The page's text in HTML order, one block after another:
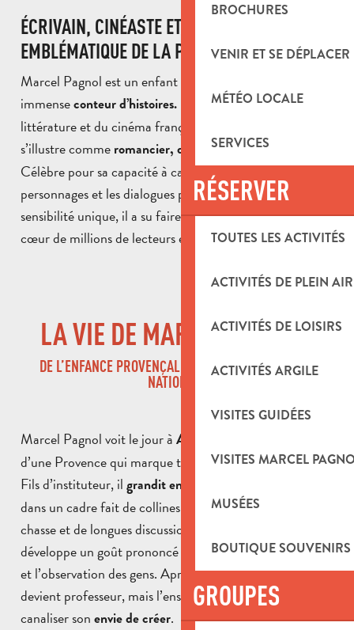
BROCHURES
VENIR ET SE DÉPLACER
MÉTÉO LOCALE
SERVICES
RÉSERVER
TOUTES LES ACTIVITÉS
ACTIVITÉS DE PLEIN AIR
ACTIVITÉS DE LOISIRS
ACTIVITÉS ARGILE
VISITES GUIDÉES
VISITES MARCEL
MUSÉES
BOUTIQUE
GROUPES
ÉCRIVAIN, CINÉASTE ET FIGURE
EMBLÉMATIQUE DE LA PROVENCE
Marcel Pagnol est un enfant de la Provence devenu un
immenseconteur d’histoires. Figure incontournable de la
littérature et du cinéma français du XXᵉ siècle, il
s’illustre comme romancier, dramaturge et cinéaste
Célèbre pour sa capacité à capturer les paysages, les
personnages et les dialogues provençaux avec une
sensibilité unique, il a su faire entrer la Provence dans le
cœur de millions de lecteurs et de spectateurs.
LA VIE DE MARCEL PAGNOL
DE L’ENFANCE PROVENÇALE À LA RECONNAISSANCE
NATIONALE
Marcel Pagnol voit le jour àAubagne en 1895
d’une Provence qui marque toute sa vie et son œuvre.
Fils d’instituteur, ilgrandit entre
dans un cadre fait de collines, de garrigue, de parties de
chasse et de longues discussions familiales. Très tôt, il
développe un goût prononcé pour les mots, les histoires
et l’observation des gens. Après des études brillantes, il
devient professeur, mais l’enseignement ne suffit pas à
canaliser sonenvie de créer.